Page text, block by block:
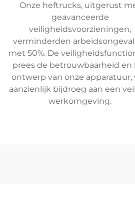
Onze heftrucks, uitgerust
geavanceerde
veiligheidsvoorzieningen,
verminderden
met 50%. De
prees de betrouwbaarheid en
ontwerp van onze apparatuur,
aanzienlijk bijdroeg aan een
werkomgeving.